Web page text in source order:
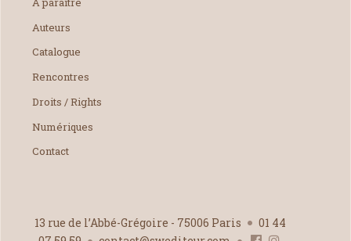
Auteurs
Catalogue
Rencontres
Droits / Rights
Numériques
Contact
13 rue de l’Abbé-Grégoire - 75006 Paris
01 44